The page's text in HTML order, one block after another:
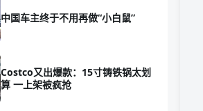
中国车主终于不用再做“小白鼠”
Costco又出爆款：15寸铸铁锅太划
算 一上架被疯抢